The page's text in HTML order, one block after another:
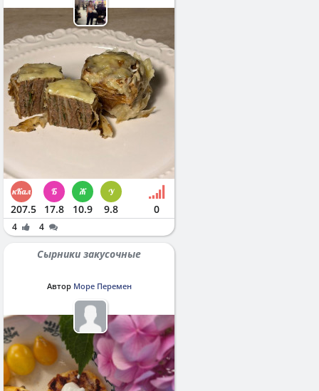
207.5 17.8 10.9 9.8 0
4 4
Сырники закусочные
Автор Море Перемен